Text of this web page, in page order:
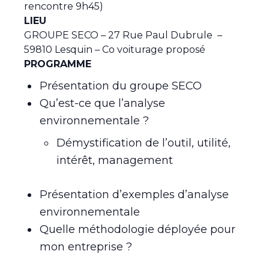
rencontre 9h45)
LIEU
GROUPE SECO – 27 Rue Paul Dubrule –
59810 Lesquin – Co voiturage proposé
PROGRAMME
Présentation du groupe SECO
Qu’est-ce que l’analyse
environnementale ?
Démystification de l’outil, utilité,
intérêt, management
Présentation d’exemples d’analyse
environnementale
Quelle méthodologie déployée pour
mon entreprise ?